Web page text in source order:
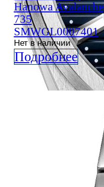
HanowaAvalanche
735
SMWGL0007401
Нет в наличии
Подробнее